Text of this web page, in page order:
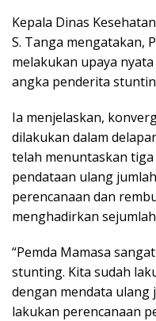
Kepala Dinas
S. Tanga mengatakan,
melakukan upaya
angka penderita
Ia menjelaskan,
dilakukan dalam
telah menuntaskan
pendataan ulang
perencanaan dan
menghadirkan
“Pemda Mamasa
stunting. Kita sudah
dengan mendata
lakukan perencanaan